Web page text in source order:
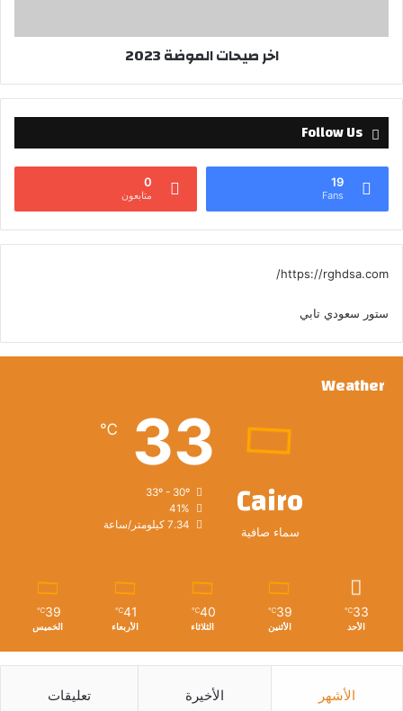
اخر صيحات الموضة 2023
Follow Us
19
Fans
0
متابعون
https://rghdsa.com/
ستور سعودي تابي
Weather
Cairo
سماء صافية
33
℃
33º - 30º
41%
7.34 كيلومتر/ساعة
33
℃
الأحد
39
℃
الأثنين
40
℃
الثلاثاء
41
℃
الأربعاء
39
℃
الخميس
الأشهر الأخيرة تعليقات